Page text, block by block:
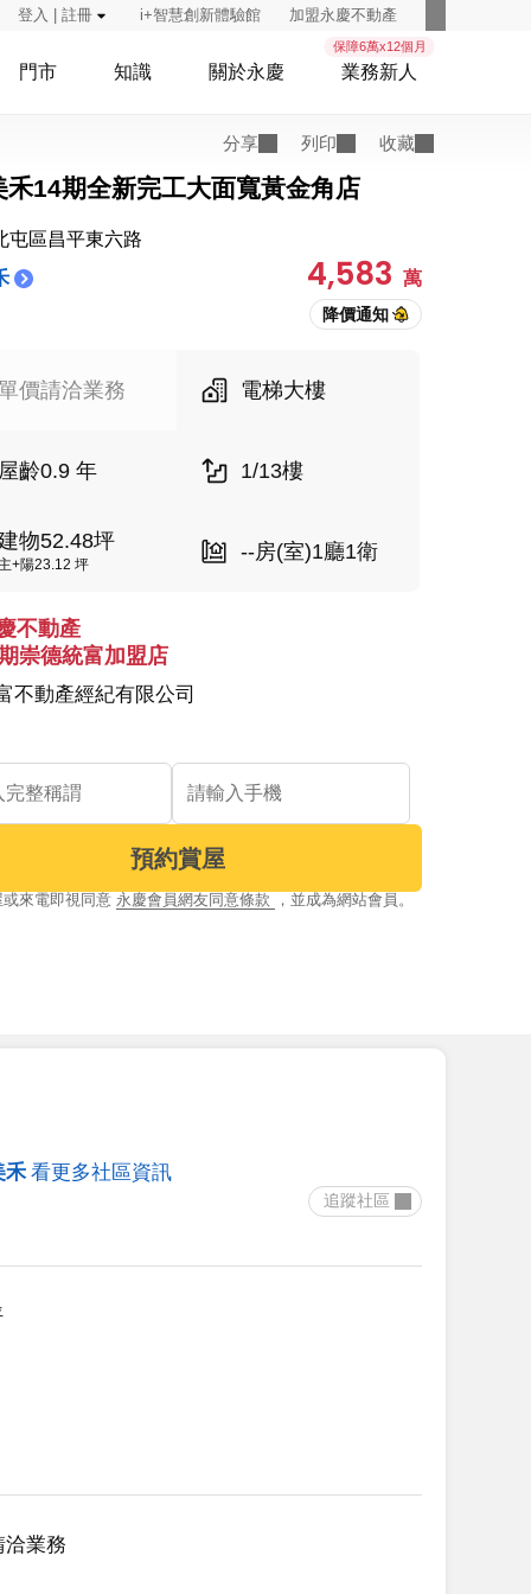
登入 | 註冊 i+智慧創新體驗館 加盟永慶不動產
門市 知識 關於永慶
保障6萬x12個月
業務新人
分享 列印 收藏
禾14期全新完工大面寬黃金角店
屯區昌平東六路
4,583 萬
價請洽業務 電梯大樓
齡0.9 年 1/13樓
物52.48坪
+陽23.12 坪
--房(室)1廳1衛
不動產
崇德統富加盟店
不動產經紀有限公司
預約賞屋
來電即視同意 永慶會員網友同意條款 ，並成為網站會員。
禾 看更多社區資訊
洽業務